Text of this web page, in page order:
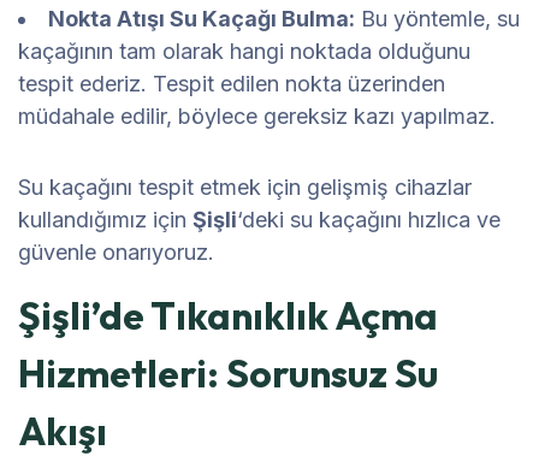
Nokta Atışı Su Kaçağı Bulma: Bu yöntemle, su
kaçağının tam olarak hangi noktada olduğunu
tespit ederiz. Tespit edilen nokta üzerinden
müdahale edilir, böylece gereksiz kazı yapılmaz.
Su kaçağını tespit etmek için gelişmiş cihazlar
kullandığımız için Şişli‘deki su kaçağını hızlıca ve
güvenle onarıyoruz.
Şişli’de Tıkanıklık Açma
Hizmetleri: Sorunsuz Su
Akışı